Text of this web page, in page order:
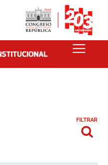
FILTRAR